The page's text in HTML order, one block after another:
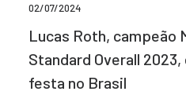
02/07/2024
Lucas Roth, campeão
Standard Overall
festa no Brasil